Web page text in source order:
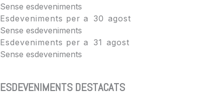
Sense esdeveniments
Esdeveniments per a 30 agost
Sense esdeveniments
Esdeveniments per a 31 agost
Sense esdeveniments
ESDEVENIMENTS DESTACATS